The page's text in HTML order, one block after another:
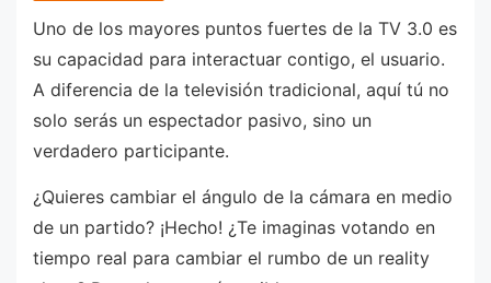
Uno de los mayores puntos fuertes de la TV 3.0 es
su capacidad para interactuar contigo, el usuario.
A diferencia de la televisión tradicional, aquí tú no
solo serás un espectador pasivo, sino un
verdadero participante.
¿Quieres cambiar el ángulo de la cámara en medio
de un partido? ¡Hecho! ¿Te imaginas votando en
tiempo real para cambiar el rumbo de un reality